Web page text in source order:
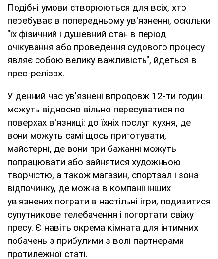
Подібні умови створюються для всіх, хто
перебуває в попередньому ув'язненні, оскільки
"їх фізичний і душевний стан в період
очікування або проведення судового процесу
являє собою велику важливість", йдеться в
прес-релізах.
У денний час ув'язнені впродовж 12-ти годин
можуть відносно вільно пересуватися по
поверхах в'язниці: до їхніх послуг кухня, де
вони можуть самі щось приготувати,
майстерні, де вони при бажанні можуть
попрацювати або зайнятися художньою
творчістю, а також магазин, спортзал і зона
відпочинку, де можна в компанії інших
ув'язнених пограти в настільні ігри, подивитися
супутникове телебачення і погортати свіжу
пресу. Є навіть окрема кімната для інтимних
побачень з прибулими з волі партнерами
протилежної статі.